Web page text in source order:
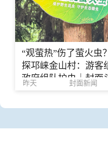
“观萤热”伤了萤火虫
探邛崃金山村：游客
政府组队护虫｜封面
昨天 封面新闻